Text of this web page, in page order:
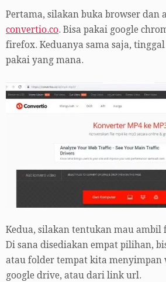
Pertama, silakan buka browser dan
convertio.co. Bisa pakai google
firefox. Keduanya sama saja,
pakai yang mana.
Kedua, silakan tentukan mau ambil
Di sana disediakan empat pilihan,
atau folder tempat kita menyimpan
google drive, atau dari link url.